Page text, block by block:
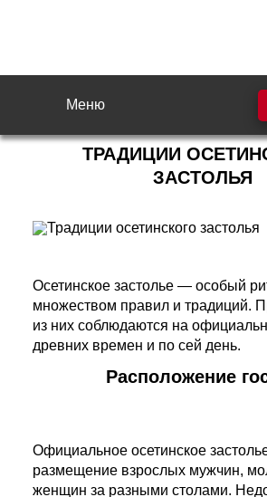
Меню
ТРАДИЦИИ
ЗАСТОЛЬЯ
Осетинское застолье — особый
множеством правил и традиций.
из них соблюдаются на
древних времен и по сей день.
Расположение
Официальное осетинское
размещение взрослых мужчин,
женщин за разными столами.